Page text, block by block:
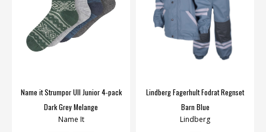
Name it Strumpor Ull Junior 4-pack
Dark Grey Melange
Name It
Lindberg Fagerhult Fodrat Regnset
Barn Blue
Lindberg